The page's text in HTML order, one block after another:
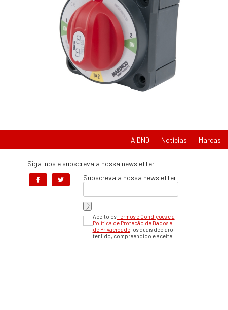
A DND Notícias Marcas
Siga-nos e subscreva a nossa newsletter
Subscreva a nossa newsletter
Aceito osTermos e Condições e a
Política de Proteção de Dados e
de Privacidade, os quais declaro
ter lido, compreendido e aceite.